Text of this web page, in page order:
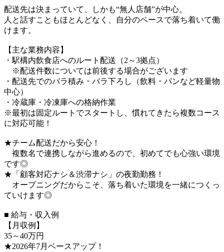
配送先は決まっていて、しかも“無人店舗”が中心。
人と話すこともほとんどなく、自分のペースで落ち着いて働
けます。
【主な業務内容】
・駅構内飲食店へのルート配送（2～3拠点）
※配送件数については前後する場合がございます
・配送先でのバラ積み・バラ下ろし（飲料・パンなど軽量物
中心）
・冷蔵庫・冷凍庫への格納作業
※最初は固定ルートでスタートし、慣れてきたら複数コース
に対応可能！
★チーム配送だから安心！
複数名で連携しながら進めるので、初めてでも心強い環境
です◎
★「顧客対応ナシ＆渋滞ナシ」の夜勤勤務！
オープニングだからこそ、落ち着いた環境を一緒につくっ
ていけます◎
■ 給与・収入例
【月収例】
35～40万円
★2026年7月ベースアップ！